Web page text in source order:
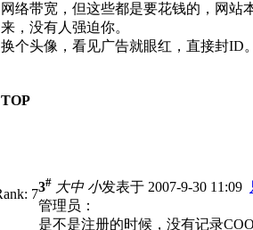
网络带宽，但这些都是要花钱的，网站
来，没有人强迫你。
换个头像，看见广告就眼红，直接封ID。
TOP
3# 大中 小发表于 2007-9-30 11:09
管理员：
是不是注册的时候，没有记录